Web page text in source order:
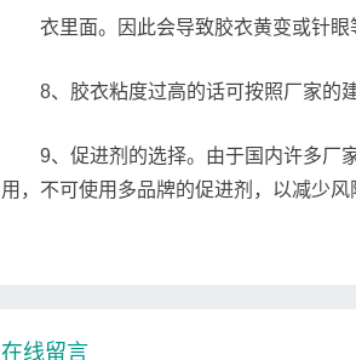
衣里面。因此会导致胶衣黄变或针眼
8、胶衣粘度过高的话可按照厂家的
9、促进剂的选择。由于国内许多厂
用，不可使用多品牌的促进剂，以减少风
在线留言